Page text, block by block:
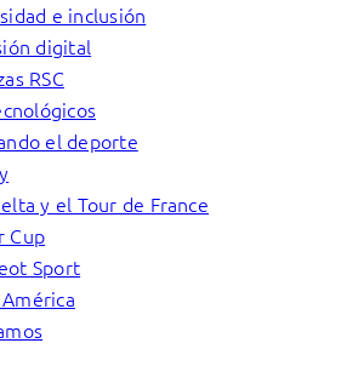
e inclusión
digital
RSC
el deporte
y el Tour de France
Cup
Sport